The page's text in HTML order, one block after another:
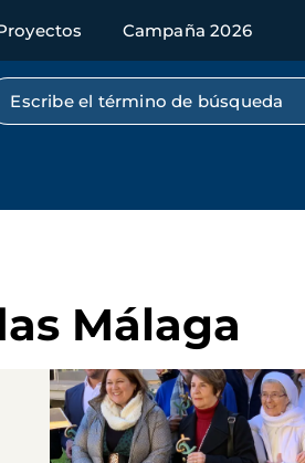
Campaña 2026
Búsqueda por texto completo
Málaga